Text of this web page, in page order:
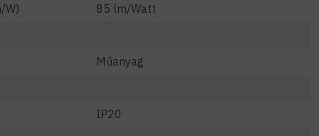
W)
85 lm/Watt
Műanyag
IP20